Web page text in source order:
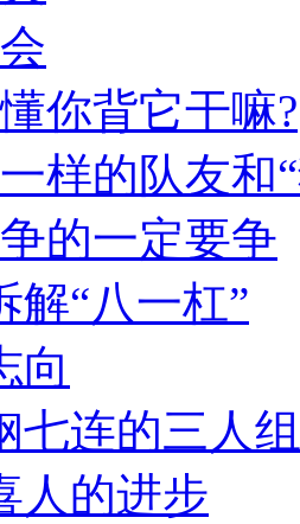
你背它干嘛?
样的队友和
的一定要争
解“八一杠”
向
七连的三人组
人的进步